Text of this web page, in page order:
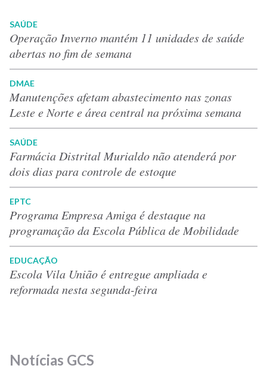
SAÚDE
Operação Inverno mantém 11 unidades de saúde
abertas no fim de semana
DMAE
Manutenções afetam abastecimento nas zonas
Leste e Norte e área central na próxima semana
SAÚDE
Farmácia Distrital Murialdo não atenderá por
dois dias para controle de estoque
EPTC
Programa Empresa Amiga é destaque na
programação da Escola Pública de Mobilidade
EDUCAÇÃO
Escola Vila União é entregue ampliada e
reformada nesta segunda-feira
Notícias GCS